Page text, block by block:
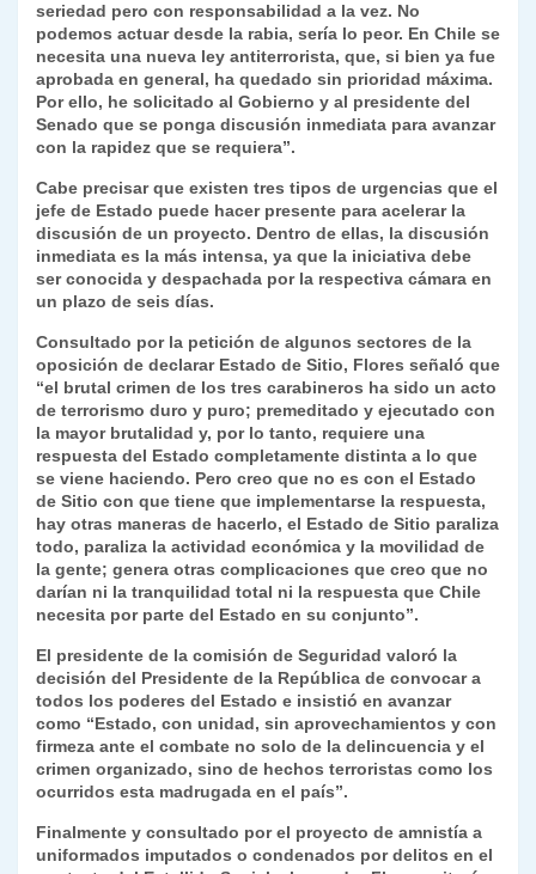
seriedad pero con responsabilidad a la vez. No
podemos actuar desde la rabia, sería lo peor. En Chile se
necesita una nueva ley antiterrorista, que, si bien ya fue
aprobada en general, ha quedado sin prioridad máxima.
Por ello, he solicitado al Gobierno y al presidente del
Senado que se ponga discusión inmediata para avanzar
con la rapidez que se requiera”.
Cabe precisar que existen tres tipos de urgencias que el
jefe de Estado puede hacer presente para acelerar la
discusión de un proyecto. Dentro de ellas, la discusión
inmediata es la más intensa, ya que la iniciativa debe
ser conocida y despachada por la respectiva cámara en
un plazo de seis días.
Consultado por la petición de algunos sectores de la
oposición de declarar Estado de Sitio, Flores señaló que
“el brutal crimen de los tres carabineros ha sido un acto
de terrorismo duro y puro; premeditado y ejecutado con
la mayor brutalidad y, por lo tanto, requiere una
respuesta del Estado completamente distinta a lo que
se viene haciendo. Pero creo que no es con el Estado
de Sitio con que tiene que implementarse la respuesta,
hay otras maneras de hacerlo, el Estado de Sitio paraliza
todo, paraliza la actividad económica y la movilidad de
la gente; genera otras complicaciones que creo que no
darían ni la tranquilidad total ni la respuesta que Chile
necesita por parte del Estado en su conjunto”.
El presidente de la comisión de Seguridad valoró la
decisión del Presidente de la República de convocar a
todos los poderes del Estado e insistió en avanzar
como “Estado, con unidad, sin aprovechamientos y con
firmeza ante el combate no solo de la delincuencia y el
crimen organizado, sino de hechos terroristas como los
ocurridos esta madrugada en el país”.
Finalmente y consultado por el proyecto de amnistía a
uniformados imputados o condenados por delitos en el